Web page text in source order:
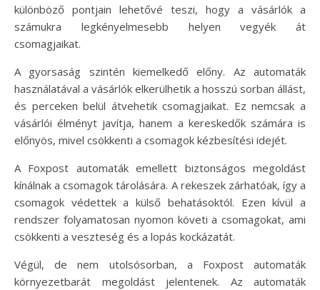
különböző pontjain lehetővé teszi, hogy a vásárlók a
számukra legkényelmesebb helyen vegyék át
csomagjaikat.
A gyorsaság szintén kiemelkedő előny. Az automaták
használatával a vásárlók elkerülhetik a hosszú sorban állást,
és perceken belül átvehetik csomagjaikat. Ez nemcsak a
vásárlói élményt javítja, hanem a kereskedők számára is
előnyös, mivel csökkenti a csomagok kézbesítési idejét.
A Foxpost automaták emellett biztonságos megoldást
kínálnak a csomagok tárolására. A rekeszek zárhatóak, így a
csomagok védettek a külső behatásoktól. Ezen kívül a
rendszer folyamatosan nyomon követi a csomagokat, ami
csökkenti a veszteség és a lopás kockázatát.
Végül, de nem utolsósorban, a Foxpost automaták
környezetbarát megoldást jelentenek. Az automaták